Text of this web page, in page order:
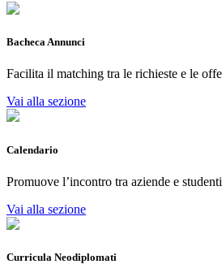
Bacheca Annunci
Facilita il matching tra le richieste e le
Vai alla sezione
Calendario
Promuove l’incontro tra aziende e
Vai alla sezione
Curricula Neodiplomati